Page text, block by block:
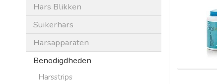
Hars Blikken
Suikerhars
Harsapparaten
Benodigdheden
Harsstrips